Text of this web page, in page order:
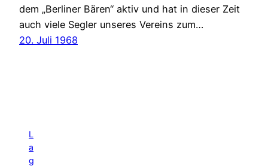
dem „Berliner Bären“ aktiv und hat in dieser Zeit
auch viele Segler unseres Vereins zum…
20. Juli 1968
L
a
g